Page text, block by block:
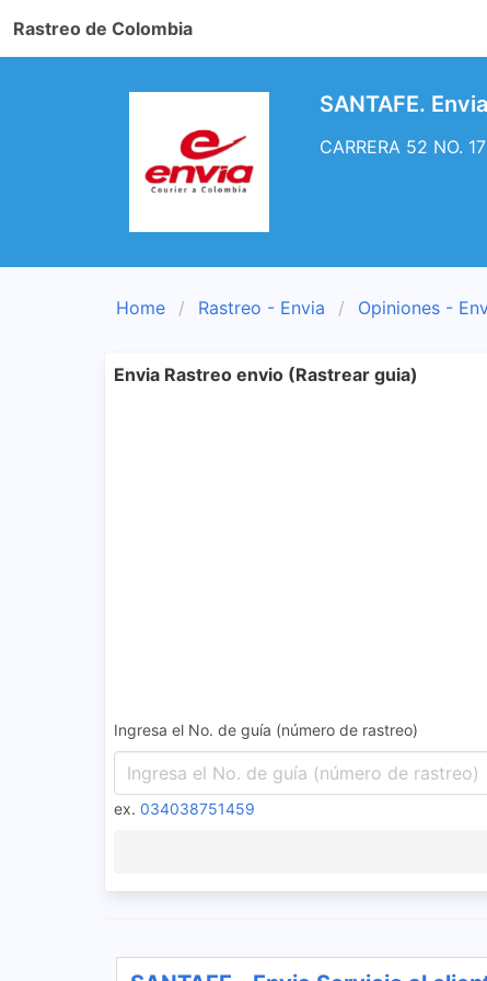
Rastreo de Colombia
SANTAFE.
CARRERA 52 NO.
Home Rastreo - Envia Opiniones -
Envia Rastreo envio (Rastrear guia)
Ingresa el No. de guía (número de rastreo)
ex. 034038751459